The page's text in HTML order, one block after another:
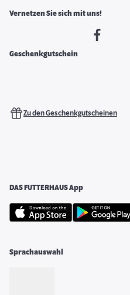
Vernetzen Sie sich mit uns!
Geschenkgutschein
Zu den Geschenkgutscheinen
DAS FUTTERHAUS App
Sprachauswahl